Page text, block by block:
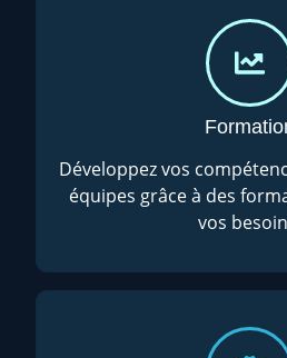
Développez vos
équipes grâce à des
vos